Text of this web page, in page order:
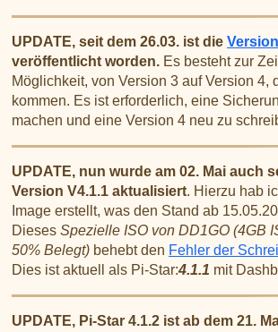
UPDATE, seit dem 26.03. ist die
veröffentlicht worden. Es besteht zur
Möglichkeit, von Version 3 auf Version 4,
kommen. Es ist erforderlich, eine
machen und eine Version 4 neu zu
UPDATE, nun wurde am 02. Mai auch
Version V4.1.1 aktualisiert. Hierzu hab
Image erstellt, was den Stand ab
DiesesSpezielle ISO von DD1GO (4GB
50% Belegt) behebt den Fehler der
Dies ist aktuell als Pi-Star:4.1.1 mit
UPDATE, Pi-Star 4.1.2 ist ab dem 21.